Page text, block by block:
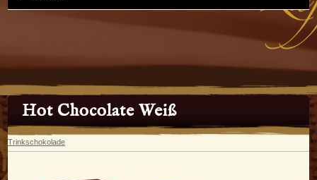
Hot Chocolate Weiß
Trinkschokolade